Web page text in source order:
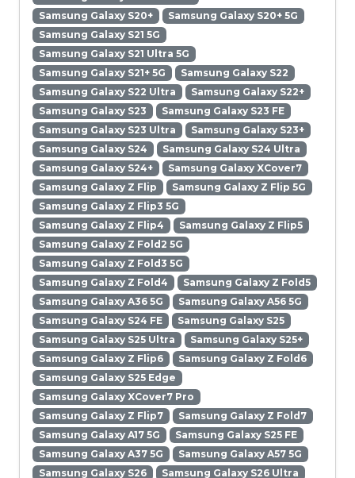
Samsung Galaxy S20+
Samsung Galaxy S20+ 5G
Samsung Galaxy S21 5G
Samsung Galaxy S21 Ultra 5G
Samsung Galaxy S21+ 5G
Samsung Galaxy S22
Samsung Galaxy S22 Ultra
Samsung Galaxy S22+
Samsung Galaxy S23
Samsung Galaxy S23 FE
Samsung Galaxy S23 Ultra
Samsung Galaxy S23+
Samsung Galaxy S24
Samsung Galaxy S24 Ultra
Samsung Galaxy S24+
Samsung Galaxy XCover7
Samsung Galaxy Z Flip
Samsung Galaxy Z Flip 5G
Samsung Galaxy Z Flip3 5G
Samsung Galaxy Z Flip4
Samsung Galaxy Z Flip5
Samsung Galaxy Z Fold2 5G
Samsung Galaxy Z Fold3 5G
Samsung Galaxy Z Fold4
Samsung Galaxy Z Fold5
Samsung Galaxy A36 5G
Samsung Galaxy A56 5G
Samsung Galaxy S24 FE
Samsung Galaxy S25
Samsung Galaxy S25 Ultra
Samsung Galaxy S25+
Samsung Galaxy Z Flip6
Samsung Galaxy Z Fold6
Samsung Galaxy S25 Edge
Samsung Galaxy XCover7 Pro
Samsung Galaxy Z Flip7
Samsung Galaxy Z Fold7
Samsung Galaxy A17 5G
Samsung Galaxy S25 FE
Samsung Galaxy A37 5G
Samsung Galaxy A57 5G
Samsung Galaxy S26
Samsung Galaxy S26 Ultra